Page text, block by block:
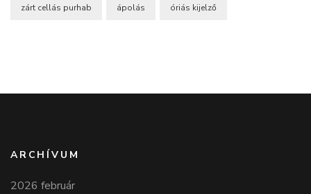
zárt cellás purhab ápolás óriás kijelző
ARCHÍVUM
2026 február